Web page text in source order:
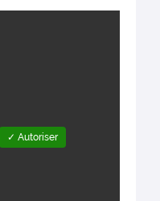
✓ Autoriser